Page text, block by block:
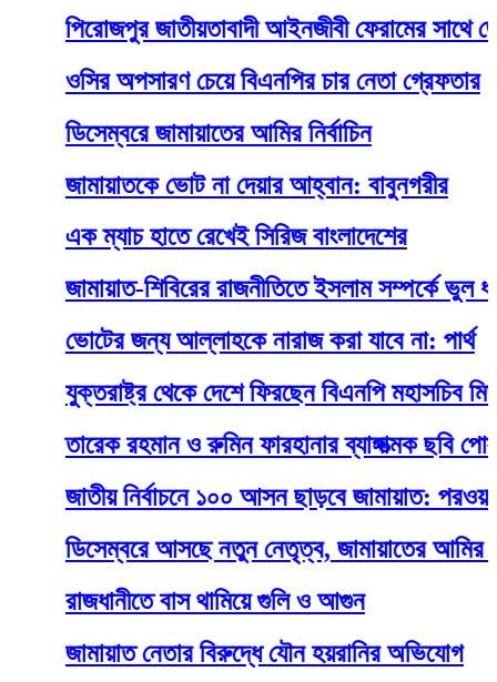
পিরোজপুর জাতীয়তাবাদী আইনজীবী ফেরামের সাথে জেলা
ওসির অপসারণ চেয়ে বিএনপির চার নেতা গ্রেফতার
ডিসেম্বরে জামায়াতের আমির নির্বাচিন
জামায়াতকে ভোট না দেয়ার আহ্বান: বাবুনগরীর
এক ম্যাচ হাতে রেখেই সিরিজ বাংলাদেশের
জামায়াত-শিবিরের রাজনীতিতে ইসলাম সম্পর্কে ভুল ধারণা
ভোটের জন্য আল্লাহকে নারাজ করা যাবে না: পার্থ
যুক্তরাষ্ট্র থেকে দেশে ফিরছেন বিএনপি মহাসচিব মির্জা
তারেক রহমান ও রুমিন ফারহানার ব্যাঙ্গাত্মক ছবি পোস্ট,
জাতীয় নির্বাচনে ১০০ আসন ছাড়বে জামায়াত: পরওয়ার
ডিসেম্বরে আসছে নতুন নেতৃত্ব, জামায়াতের আমির নির্বাচন
রাজধানীতে বাস থামিয়ে গুলি ও আগুন
জামায়াত নেতার বিরুদ্ধে যৌন হয়রানির অভিযোগ